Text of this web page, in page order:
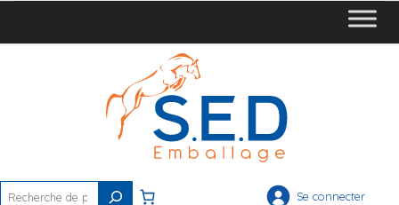
Rechercher
Se connecter